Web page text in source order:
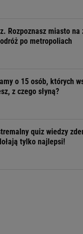
Rozpoznasz miasto
po metropoliach
o 15 osób, których
z czego słyną?
quiz wiedzy
tylko najlepsi!